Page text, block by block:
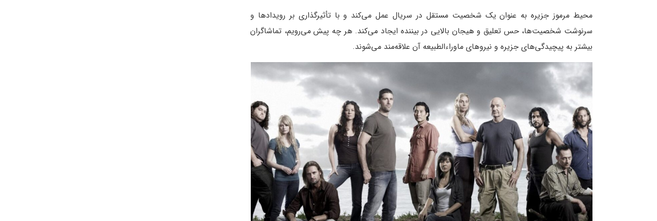
محیط مرموز جزیره به عنوان یک شخصیت مستقل در سریال عمل می‌کند و با تأثیرگذاری بر رویدادها و
سرنوشت شخصیت‌ها، حس تعلیق و هیجان بالایی در بیننده ایجاد می‌کند. هر چه پیش می‌رویم، تماشاگران
بیشتر به پیچیدگی‌های جزیره و نیروهای ماوراء‌الطبیعه آن علاقه‌مند می‌شوند.